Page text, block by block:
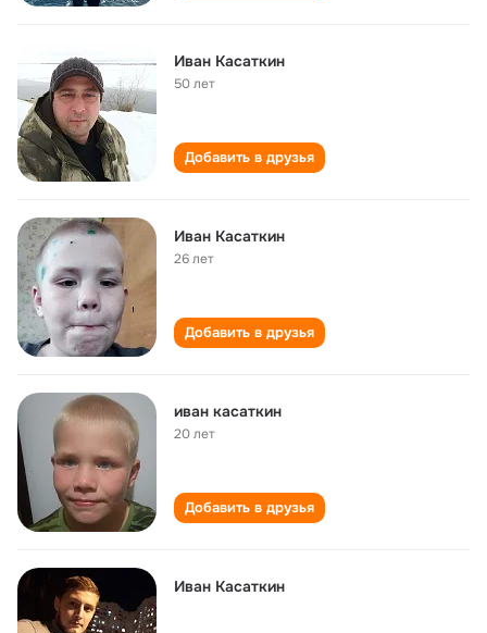
Иван Касаткин
50 лет
Добавить в друзья
Иван Касаткин
26 лет
Добавить в друзья
иван касаткин
20 лет
Добавить в друзья
Иван Касаткин